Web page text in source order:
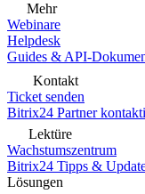
Mehr
Webinare
Helpdesk
Guides & API-
Kontakt
Ticket senden
Bitrix24 Partner
Lektüre
Wachstumszentrum
Bitrix24 Tipps &
Lösungen